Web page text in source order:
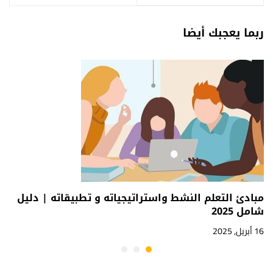
ربما يعجبك أيضا
مبادئ التعلم النشط واستراتيجياته و تطبيقاته | دليل
شامل 2025
16 أبريل, 2025